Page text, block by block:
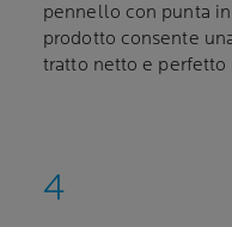
pennello con punta
prodotto consente
tratto netto e